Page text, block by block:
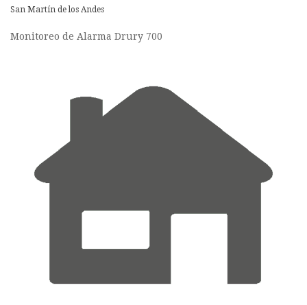
San Martín de los Andes
Monitoreo de Alarma Drury 700